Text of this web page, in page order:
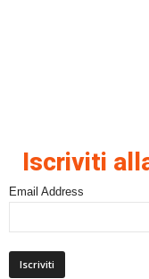
Iscriviti
Email Address